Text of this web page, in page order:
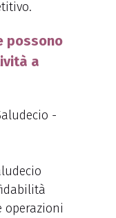
possono
a
operazioni